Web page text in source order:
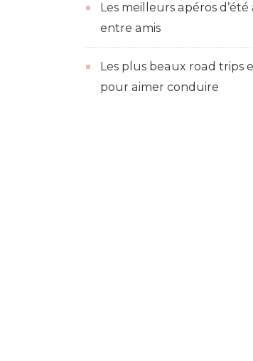
Les meilleurs apéros
entre amis
Les plus beaux road trips
pour aimer conduire